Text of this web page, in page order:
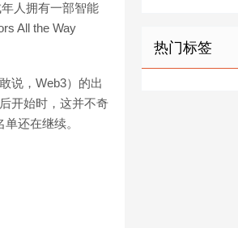
人拥有一部智能
All the Way
说，Web3）的出
开始时，这并不奇
还在继续。
热门标签